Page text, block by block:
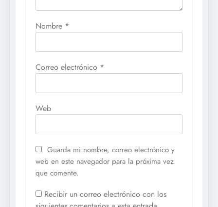
Nombre *
Correo electrónico *
Web
Guarda mi nombre, correo electrónico y
web en este navegador para la próxima vez
que comente.
Recibir un correo electrónico con los